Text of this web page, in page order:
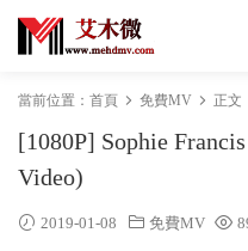
當前位置： 首頁 免費MV 正文
[1080P] Sophie
Video)
2019-01-08 免費MV